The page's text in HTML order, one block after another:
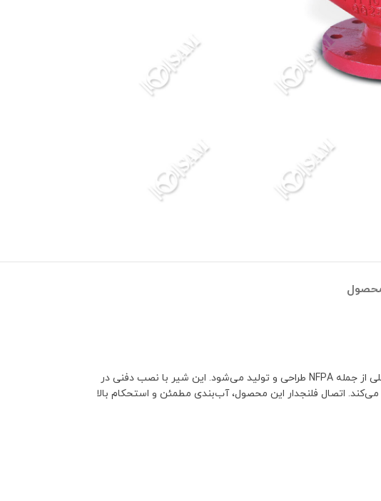
شیر آتش‌نشانی دفنی فلنجدار سام، یکی از اجزای کلیدی سیستم‌های اطفای حریق شهری و صنعتی است که مطابق با استانداردهای بین‌المللی از جمله NFPA طراحی و تولید می‌شود. این شیر با نصب دفنی در
اتصال فلنجدار این محصول، آب‌بندی مطمئن و استحکام بالا